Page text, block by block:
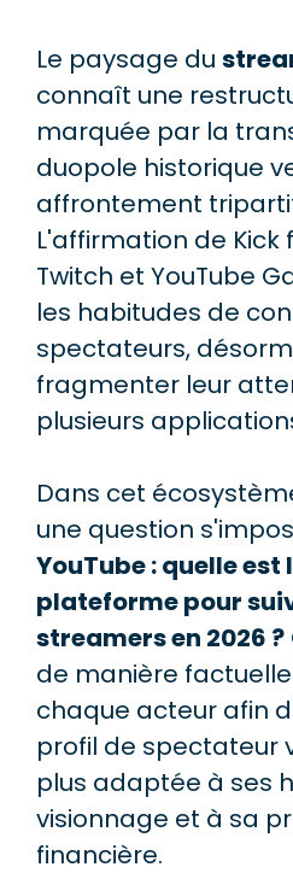
Le paysage du
connaît une
marquée par la
duopole historique
affrontement
L'affirmation de
Twitch et YouTube
les habitudes de
spectateurs,
fragmenter leur
plusieurs
Dans cet
une question
YouTube : quelle
plateforme pour
streamers en 2026 ?
de manière
chaque acteur afin
profil de spectateur
plus adaptée à ses
visionnage et à sa
financière.